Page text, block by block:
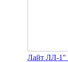
Лайт ЛЛ-1"